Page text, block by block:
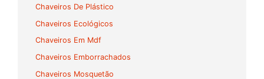
Chaveiros De Plástico
Chaveiros Ecológicos
Chaveiros Em Mdf
Chaveiros Emborrachados
Chaveiros Mosquetão